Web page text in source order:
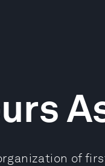
of